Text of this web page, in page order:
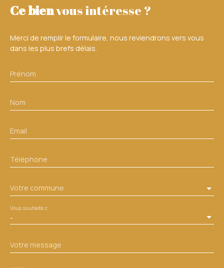
Ce bienvous intéresse ?
Merci de remplir le formulaire, nous reviendrons vers vous
dans les plus brefs délais.
Prénom
Nom
Email
Téléphone
Votre commune
-
Vous souhaitez
Votre message